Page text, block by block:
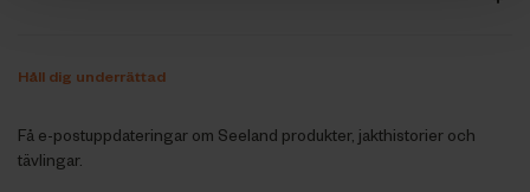
Håll dig underrättad
Få e-postuppdateringar om Seeland produkter, jakthistorier och
tävlingar.